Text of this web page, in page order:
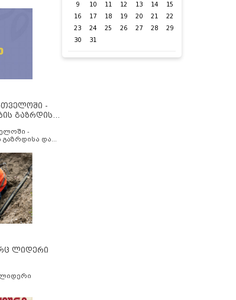
-
გაზრდისა
-
გაზრდისა და
ლიდერი
9
10 11 12 13 14
15
16
17 18 19 20 21
22
23
24 25 26 27 28
29
30
31